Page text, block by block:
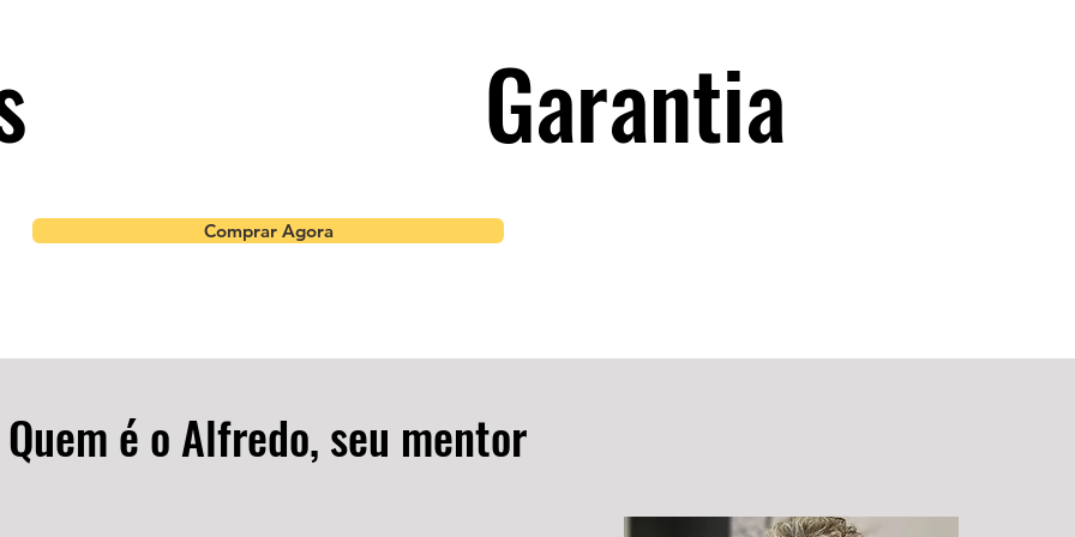
Garantia
Comprar Agora
Quem é o Alfredo, seu mentor